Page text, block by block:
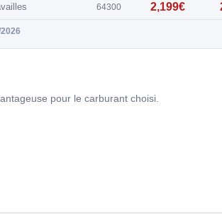
64300 2,199€
pour le carburant choisi.